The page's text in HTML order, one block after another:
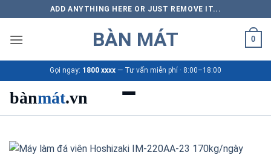
qua
nội
ADD ANYTHING HERE OR JUST REMOVE IT...
BÀN MÁT 0
Gọi ngay: 1800 xxxx — Tư vấn miễn phí · 8:00–18:00
bànmát.vn